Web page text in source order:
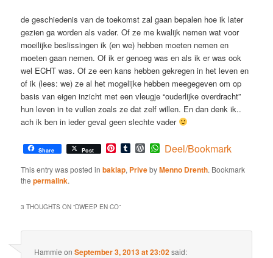
de geschiedenis van de toekomst zal gaan bepalen hoe ik later
gezien ga worden als vader. Of ze me kwalijk nemen wat voor
moeilijke beslissingen ik (en we) hebben moeten nemen en
moeten gaan nemen. Of ik er genoeg was en als ik er was ook
wel ECHT was. Of ze een kans hebben gekregen in het leven en
of ik (lees: we) ze al het mogelijke hebben meegegeven om op
basis van eigen inzicht met een vleugje “ouderlijke overdracht”
hun leven in te vullen zoals ze dat zelf willen. En dan denk ik..
ach ik ben in ieder geval geen slechte vader
Share Post Pinterest
TumblrWordPress
WhatsApp
Deel/Bookmark
This entry was posted inbaklap, PrivebyMenno Drenth. Bookmark
thepermalink.
3 THOUGHTS ON “DWEEP EN CO”
Hammie onSeptember 3, 2013 at 23:02said: